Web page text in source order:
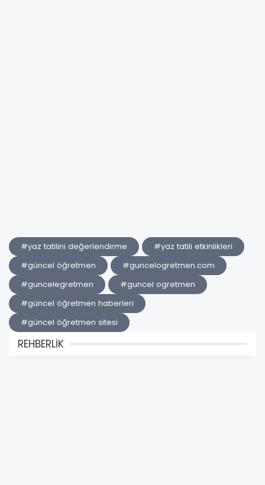
#yaz tatilini değerlendirme
#yaz tatili etkinlikleri
#güncel öğretmen
#guncelogretmen.com
#guncelegretmen
#guncel ogretmen
#güncel öğretmen haberleri
#güncel öğretmen sitesi
REHBERLİK